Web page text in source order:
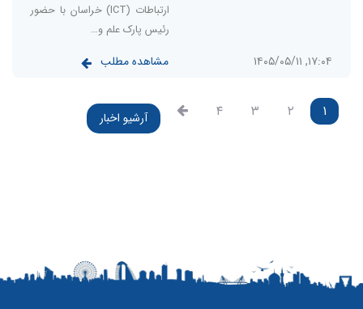
ارتباطات (ICT) خراسان با حضور
رئیس پارک علم و…
۱۷:۰۴, ۱۴۰۵/۰۵/۱۱ مشاهده مطلب
۱ آرشیو اخبار